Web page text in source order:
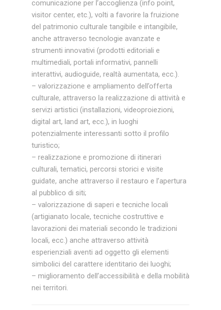
comunicazione per l’accoglienza (info point,
visitor center, etc.), volti a favorire la fruizione
del patrimonio culturale tangibile e intangibile,
anche attraverso tecnologie avanzate e
strumenti innovativi (prodotti editoriali e
multimediali, portali informativi, pannelli
interattivi, audioguide, realtà aumentata, ecc.).
– valorizzazione e ampliamento dell’offerta
culturale, attraverso la realizzazione di attività e
servizi artistici (installazioni, videoproiezioni,
digital art, land art, ecc.), in luoghi
potenzialmente interessanti sotto il profilo
turistico;
– realizzazione e promozione di itinerari
culturali, tematici, percorsi storici e visite
guidate, anche attraverso il restauro e l’apertura
al pubblico di siti;
– valorizzazione di saperi e tecniche locali
(artigianato locale, tecniche costruttive e
lavorazioni dei materiali secondo le tradizioni
locali, ecc.) anche attraverso attività
esperienziali aventi ad oggetto gli elementi
simbolici del carattere identitario dei luoghi;
– miglioramento dell’accessibilità e della mobilità
nei territori.